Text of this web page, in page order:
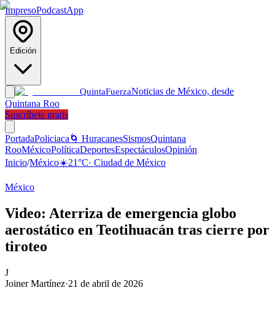
ImpresoPodcastApp
Edición
QuintaFuerzaNoticias de México, desde
Quintana Roo
Suscríbete gratis
PortadaPoliciaca 🌀 HuracanesSismosQuintana
RooMéxicoPolíticaDeportesEspectáculosOpinión
Inicio/México☀️21°C· Ciudad de México
México
Video: Aterriza de emergencia globo
aerostático en Teotihuacán tras cierre por
tiroteo
J
Joiner Martínez·21 de abril de 2026